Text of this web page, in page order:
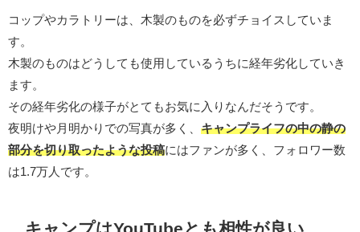
コップやカラトリーは、木製のものを必ずチョイスしていま
す。
木製のものはどうしても使用しているうちに経年劣化していき
ます。
その経年劣化の様子がとてもお気に入りなんだそうです。
夜明けや月明かりでの写真が多く、 キャンプライフの中の静の
部分を切り取ったような投稿にはファンが多く、フォロワー数
は1.7万人です。